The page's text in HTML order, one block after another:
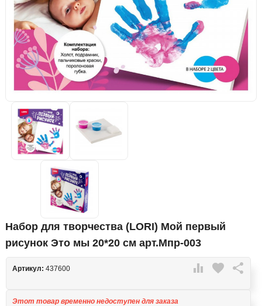
Набор для творчества (LORI) Мой первый
рисунок Это мы 20*20 см арт.Мпр-003
 favorite 
Артикул: 437600
Этот товар временно недоступен для заказа